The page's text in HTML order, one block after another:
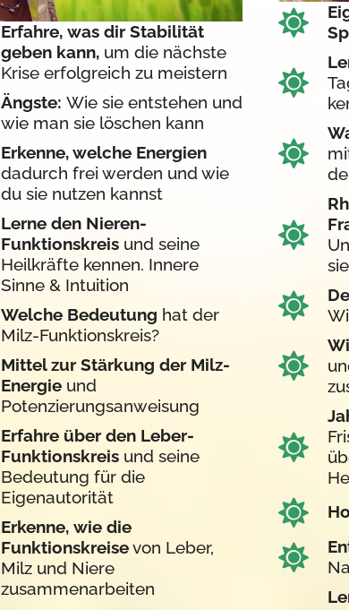
Erfahre, was dir Stabilität
geben kann, um die nächste
Krise erfolgreich zu meistern
Ängste: Wie sie entstehen und
wie man sie löschen kann
Erkenne, welche Energien
dadurch frei werden und wie
du sie nutzen kannst
Lerne den Nieren-
Funktionskreisund seine
Heilkräfte kennen. Innere
Sinne & Intuition
Welche Bedeutung hat der
Milz-Funktionskreis?
Mittel zur Stärkung der Milz-
Energieund
Potenzierungsanweisung
Erfahre über den Leber-
Funktionskreisund seine
Bedeutung für die
Eigenautorität
Erkenne, wie die
Funktionskreisevon Leber,
Milz und Niere
zusammenarbeiten